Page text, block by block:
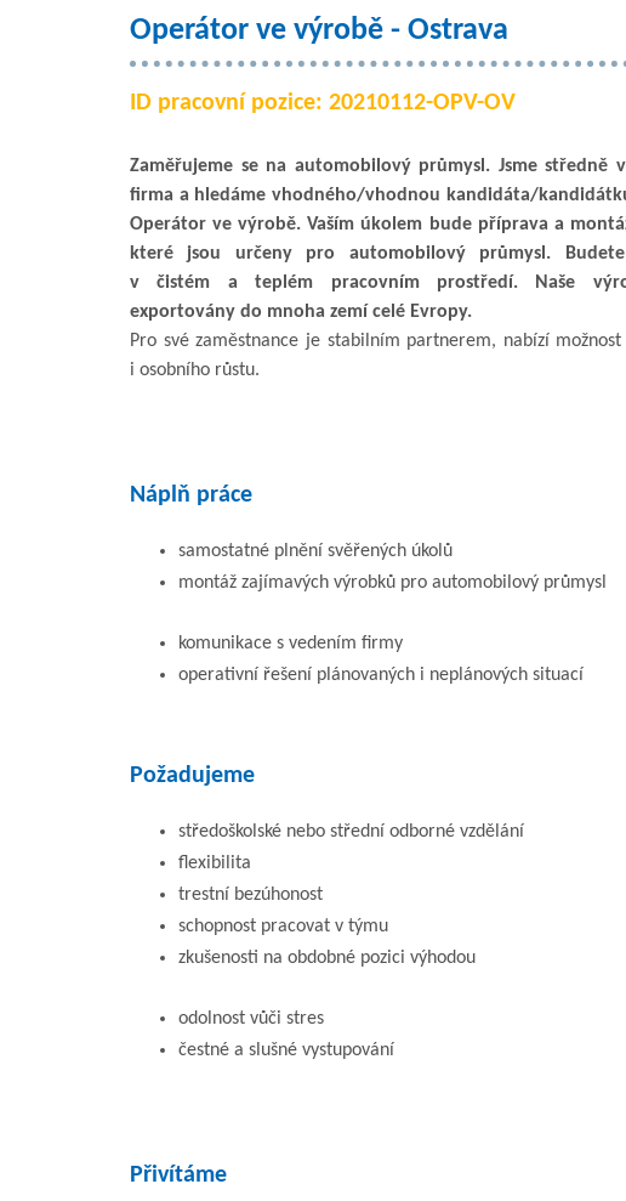
Operátor ve výrobě - Ostrava
ID pracovní pozice: 20210112-OPV-OV
Zaměřujeme se na automobilový průmysl. Jsme středně
firma a hledáme vhodného/vhodnou kandidáta/
Operátor ve výrobě. Vaším úkolem bude příprava a
které jsou určeny pro automobilový průmysl.
v čistém a teplém pracovním prostředí. Naše
exportovány do mnoha zemí celé Evropy.
Pro své zaměstnance je stabilním partnerem, nabízí
i osobního růstu.
Náplň práce
samostatné plnění svěřených úkolů
montáž zajímavých výrobků pro automobilový průmysl
komunikace s vedením firmy
operativní řešení plánovaných i neplánových situací
Požadujeme
středoškolské nebo střední odborné vzdělání
flexibilita
trestní bezúhonost
schopnost pracovat v týmu
zkušenosti na obdobné pozici výhodou
odolnost vůči stres
čestné a slušné vystupování
Přivítáme